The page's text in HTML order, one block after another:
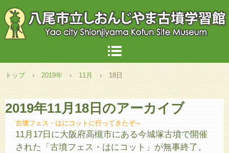
トップ › 2019年 › 11月 › 18日
2019年11月18日 のアーカイブ
古墳フェス・はにコットに行ってきたぞ～
11月17日に大阪府高槻市にある今城塚古墳で開催
された「古墳フェス・はにコット」が無事終了。